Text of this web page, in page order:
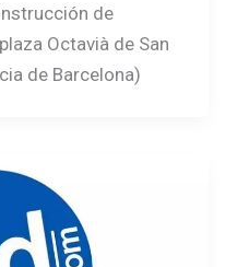
de
Octavià de San
de Barcelona)